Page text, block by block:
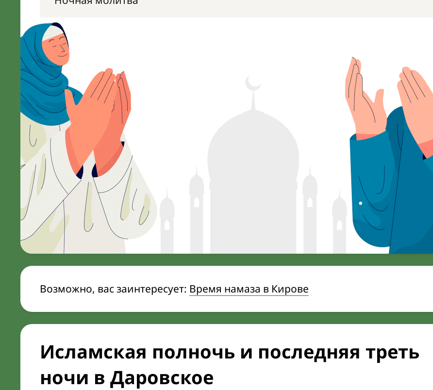
Возможно, вас заинтересует: Время намаза в Кирове
Исламская полночь и последняя треть
ночи в Даровское